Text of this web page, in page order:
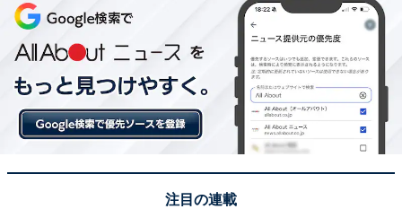
味付け。カツが2枚のっているのが一般的で、近年ではB
級グルメとしても注目を集めています。
回答者からは「わらじのような大きなとんかつが乗って
いて、ボリューム感もあり食べたいです」（50代女性／
広島県）、「大きなわらじかつが満腹感でいっぱいで
埼玉県）、「豚肉を甘辛い醤油ベースのタレにくぐらせ
注目の連載